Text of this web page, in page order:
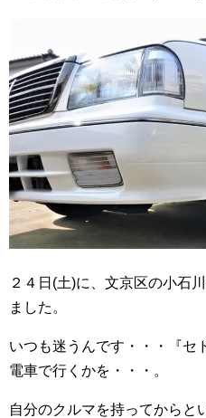
２４日(土)に、文京区の小石
ました。
いつも迷うんです・・・『セ
電車で行くかを・・・。
自分のクルマを持ってからと